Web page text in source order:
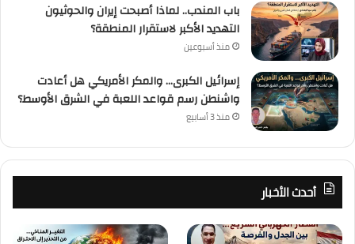
باب المندب.. لماذا أصبحت إيران والحوثيون
التهديد الأكبر لاستقرار المنطقة؟
منذ أسبوعين
إسرائيل الكبرى… والمكر الأمريكي هل أعادت
واشنطن رسم قواعد اللعبة في الشرق الأوسط؟
منذ 3 أسابيع
أحدث الأخبار